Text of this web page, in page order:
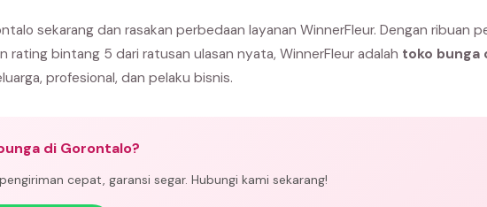
sekarang dan rasakan perbedaan layanan WinnerFleur. Dengan ribuan
rating bintang 5 dari ratusan ulasan nyata, WinnerFleur adalah toko bunga
profesional, dan pelaku bisnis.
di Gorontalo?
cepat, garansi segar. Hubungi kami sekarang!